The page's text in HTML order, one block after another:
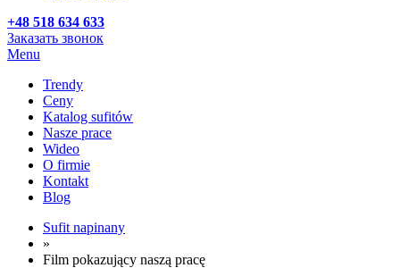
+48 518 634 633
Заказать звонок
Menu
Trendy
Ceny
Katalog sufitów
Nasze prace
Wideo
O firmie
Kontakt
Blog
Sufit napinany
»
Film pokazujący naszą pracę